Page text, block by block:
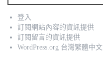
登入
訂閱網站內容的資訊提供
訂閱留言的資訊提供
WordPress.org 台灣繁體中文